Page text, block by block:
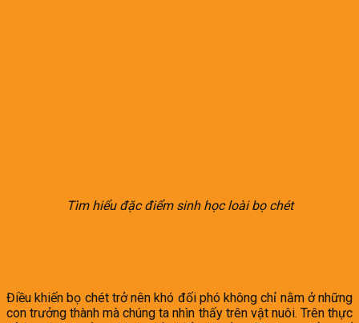
Tìm hiểu đặc điểm sinh học loài bọ chét
Điều khiến bọ chét trở nên khó đối phó không chỉ nằm ở những
con trưởng thành mà chúng ta nhìn thấy trên vật nuôi. Trên thực